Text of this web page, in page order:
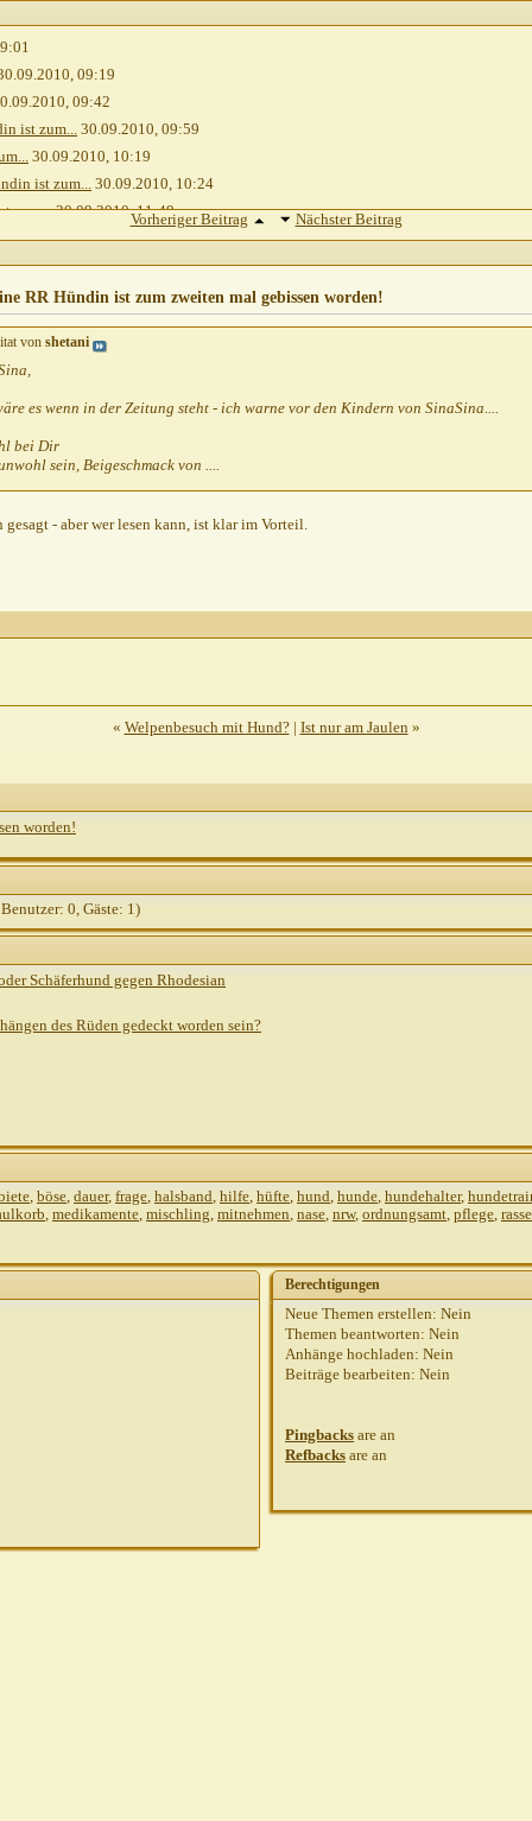
09:19
09:42
ist zum... 30.09.2010, 09:59
30.09.2010, 10:19
ist zum... 30.09.2010, 10:24
zum...30.09.2010,11:49
30.09.2010,11:48
22:26
10:12
Vorheriger Beitrag Nächster Beitrag
RR Hündin ist zum zweiten mal gebissen worden!
von shetani
es wenn in der Zeitung steht - ich warne vor den Kindern von SinaSina....
bei Dir
sein, Beigeschmack von ....
gesagt - aber wer lesen kann, ist klar im Vorteil.
« Welpenbesuch mit Hund?| Ist nur am Jaulen »
worden!
0, Gäste: 1)
Schäferhund gegen Rhodesian
des Rüden gedeckt worden sein?
, böse, dauer, frage, halsband, hilfe, hüfte, hund, hunde, hundehalter,
, medikamente, mischling, mitnehmen, nase, nrw, ordnungsamt, pflege, rasse
Berechtigungen
Neue Themen erstellen:Nein
Themen beantworten:Nein
Anhänge hochladen:Nein
Beiträge bearbeiten:Nein
Pingbacks arean
Refbacks arean